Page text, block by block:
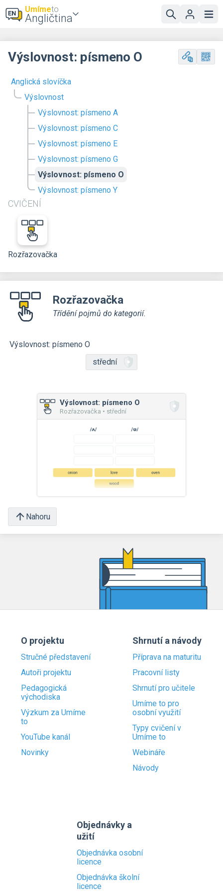
Umímeto
Angličtina
Anglická slovíčka
Výslovnost
Výslovnost: písmeno A
Výslovnost: písmeno C
Výslovnost: písmeno E
Výslovnost: písmeno G
Výslovnost: písmeno O
Výslovnost: písmeno Y
CVIČENÍ
Rozřazovačka
Výslovnost: písmeno O
Rozřazovačka
Třídění pojmů do kategorií.
Výslovnost: písmeno O
střední
Výslovnost: písmeno O
Rozřazovačka • střední
Nahoru
O projektu
Stručné představení
Autoři projektu
Pedagogická
východiska
Výzkum za Umíme
to
YouTube kanál
Novinky
Shrnutí a návody
Příprava na maturitu
Pracovní listy
Shrnutí pro učitele
Umíme to pro
osobní využití
Typy cvičení v
Umíme to
Webináře
Návody
Objednávky a
užití
Objednávka osobní
licence
Objednávka školní
licence